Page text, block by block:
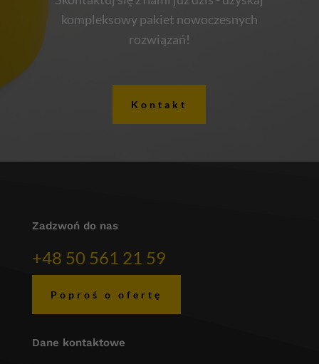
kompleksowy pakiet nowoczesnych
rozwiązań!
Kontakt
Zadzwoń do nas
+48 50 561 21 59
Poproś o ofertę
Dane kontaktowe